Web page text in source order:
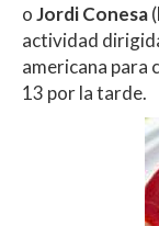
oJordi Conesa
actividad
americana para
13 por la tarde.